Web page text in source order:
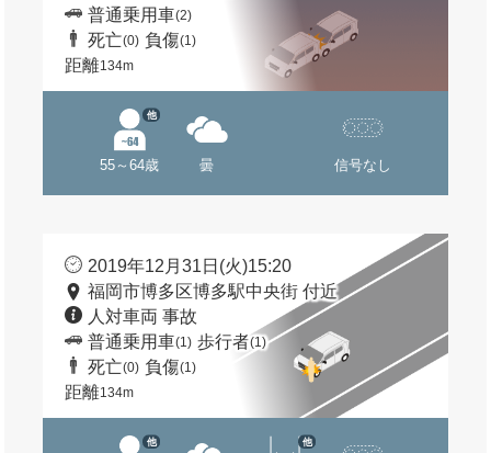
普通乗用車(2)
死亡(0) 負傷(1)
距離134m
55～64歳
他
曇 信号なし
2019年12月31日(火)15:20
福岡市博多区博多駅中央街 付近
人対車両 事故
普通乗用車(1) 歩行者(1)
死亡(0) 負傷(1)
距離134m
他 他